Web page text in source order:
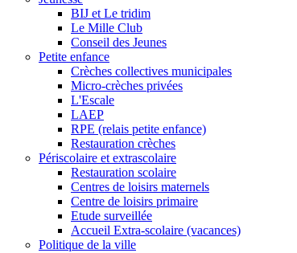
BIJ et Le tridim
Le Mille Club
Conseil des Jeunes
Petite enfance
Crèches collectives municipales
Micro-crèches privées
L'Escale
LAEP
RPE (relais petite enfance)
Restauration crèches
Périscolaire et extrascolaire
Restauration scolaire
Centres de loisirs maternels
Centre de loisirs primaire
Etude surveillée
Accueil Extra-scolaire (vacances)
Politique de la ville